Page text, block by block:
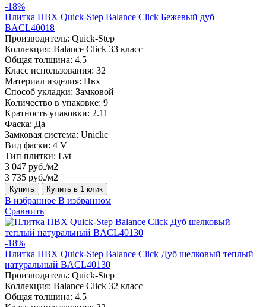
-18%
Плитка ПВХ Quick-Step Balance Click Бежевый дуб
BACL40018
Производитель: Quick-Step
Коллекция: Balance Click 33 класс
Общая толщина: 4.5
Класс использования: 32
Материал изделия: Пвх
Способ укладки: Замковой
Количество в упаковке: 9
Кратность упаковки: 2.11
Фаска: Да
Замковая система: Uniclic
Вид фаски: 4 V
Тип плитки: Lvt
3 047 руб./м2
3 735 руб./м2
Купить Купить в 1 клик
В избранное В избранном
Сравнить
-18%
Плитка ПВХ Quick-Step Balance Click Дуб шелковый теплый
натуральный BACL40130
Производитель: Quick-Step
Коллекция: Balance Click 32 класс
Общая толщина: 4.5